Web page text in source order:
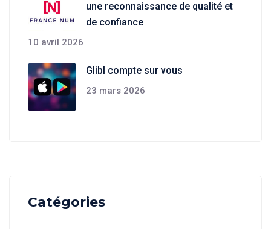
une reconnaissance de qualité et
de confiance
10 avril 2026
Glibl compte sur vous
23 mars 2026
Catégories